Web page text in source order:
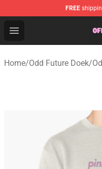
FREE
Open menu
Odd Future Store -
Home/Odd Future Doek/